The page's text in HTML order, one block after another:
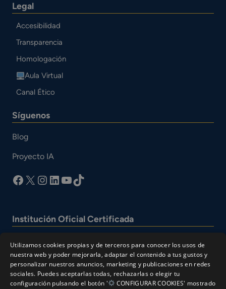
Legal
Accesibilidad
Transparencia
Homologación
Aula Virtual
Canal Ético
Síguenos
Blog
Proyecto IA
facebook
X Instagram
LinkedIn
YouTube
TikTok
Institución Oficial Certificada
Utilizamos cookies propias y de terceros para conocer los usos de
nuestra web y poder mejorarla, adaptar el contenido a tus gustos y
personalizar nuestros anuncios, marketing y publicaciones en redes
sociales. Puedes aceptarlas todas, rechazarlas o elegir tu
configuración pulsando el botón '
CONFIGURAR COOKIES' mostrado